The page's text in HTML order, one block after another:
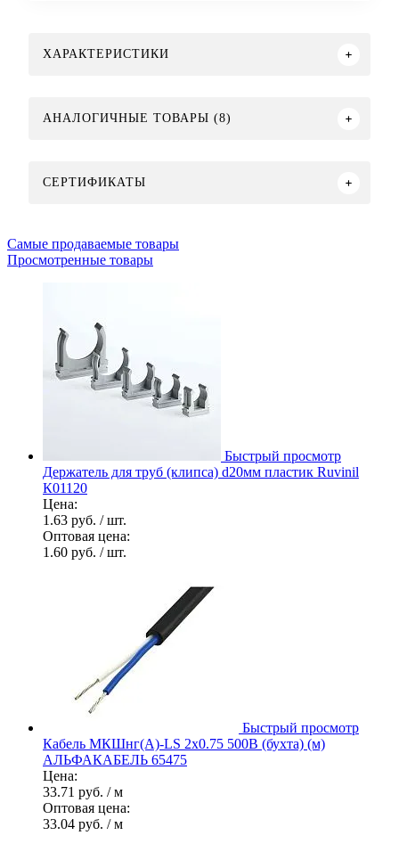
ХАРАКТЕРИСТИКИ
АНАЛОГИЧНЫЕ ТОВАРЫ (8)
СЕРТИФИКАТЫ
Самые продаваемые товары
Просмотренные товары
Быстрый просмотр
Держатель для труб (клипса) d20мм пластик Ruvinil
К01120
Цена:
1.63 руб. / шт.
Оптовая цена:
1.60 руб. / шт.
Быстрый просмотр
Кабель МКШнг(А)-LS 2х0.75 500В (бухта) (м)
АЛЬФАКАБЕЛЬ 65475
Цена:
33.71 руб. / м
Оптовая цена:
33.04 руб. / м